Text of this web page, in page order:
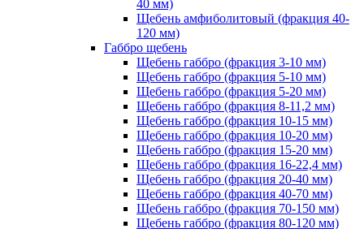
40 мм)
Щебень амфиболитовый (фракция 40-
120 мм)
Габбро щебень
Щебень габбро (фракция 3-10 мм)
Щебень габбро (фракция 5-10 мм)
Щебень габбро (фракция 5-20 мм)
Щебень габбро (фракция 8-11,2 мм)
Щебень габбро (фракция 10-15 мм)
Щебень габбро (фракция 10-20 мм)
Щебень габбро (фракция 15-20 мм)
Щебень габбро (фракция 16-22,4 мм)
Щебень габбро (фракция 20-40 мм)
Щебень габбро (фракция 40-70 мм)
Щебень габбро (фракция 70-150 мм)
Щебень габбро (фракция 80-120 мм)